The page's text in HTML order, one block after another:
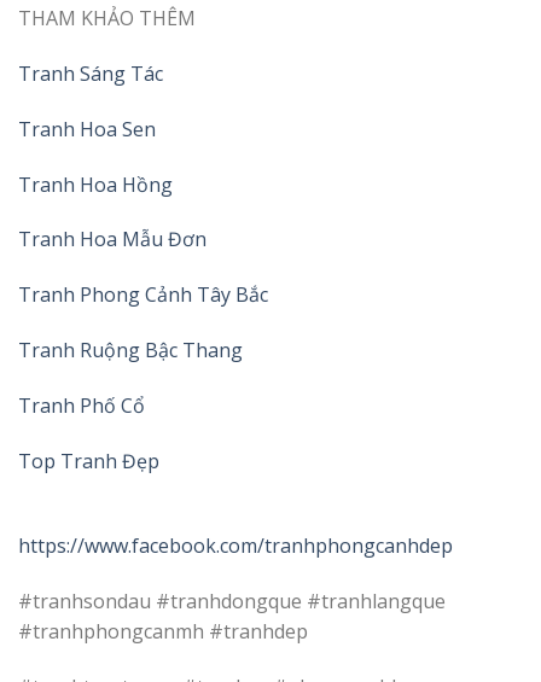
THAM KHẢO THÊM
Tranh Sáng Tác
Tranh Hoa Sen
Tranh Hoa Hồng
Tranh Hoa Mẫu Đơn
Tranh Phong Cảnh Tây Bắc
Tranh Ruộng Bậc Thang
Tranh Phố Cổ
Top Tranh Đẹp
https://www.facebook.com/tranhphongcanhdep
#tranhsondau #tranhdongque #tranhlangque
#tranhphongcanmh #tranhdep